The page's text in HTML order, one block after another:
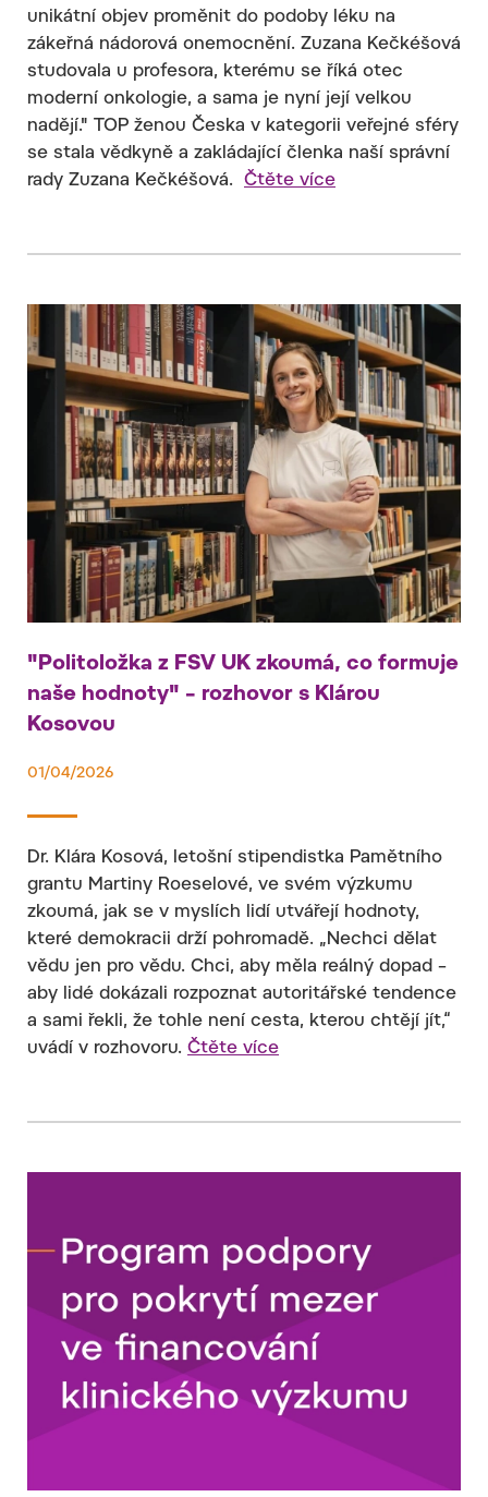
unikátní objev proměnit do podoby léku na
zákeřná nádorová onemocnění. Zuzana Kečkéšová
studovala u profesora, kterému se říká otec
moderní onkologie, a sama je nyní její velkou
nadějí." TOP ženou Česka v kategorii veřejné sféry
se stala vědkyně a zakládající členka naší správní
rady Zuzana Kečkéšová. Čtěte více
"Politoložka z FSV UK zkoumá, co formuje
naše hodnoty" – rozhovor s Klárou
Kosovou
01/04/2026
Dr. Klára Kosová, letošní stipendistka Pamětního
grantu Martiny Roeselové, ve svém výzkumu
zkoumá, jak se v myslích lidí utvářejí hodnoty,
které demokracii drží pohromadě. „Nechci dělat
vědu jen pro vědu. Chci, aby měla reálný dopad –
aby lidé dokázali rozpoznat autoritářské tendence
a sami řekli, že tohle není cesta, kterou chtějí jít,“
uvádí v rozhovoru. Čtěte více